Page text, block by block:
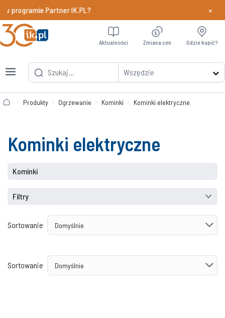
programie Partner IK.PL? Dowiedz
×
Wszędzie
Aktualności Zmiana cen Gdzie kupić?
Produkty Ogrzewanie Kominki Kominki elektryczne
Kominki elektryczne
Kominki
Filtry
Sortowanie
Sortowanie